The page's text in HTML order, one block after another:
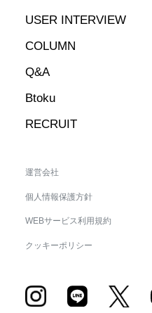
USER INTERVIEW
COLUMN
Q&A
Btoku
RECRUIT
運営会社
個人情報保護方針
WEBサービス利用規約
クッキーポリシー